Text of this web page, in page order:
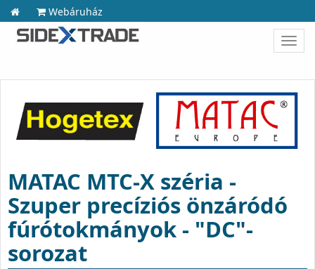
Webáruház
MATAC MTC-X széria -
Szuper precíziós önzáródó
fúrótokmányok - "DC"-
sorozat